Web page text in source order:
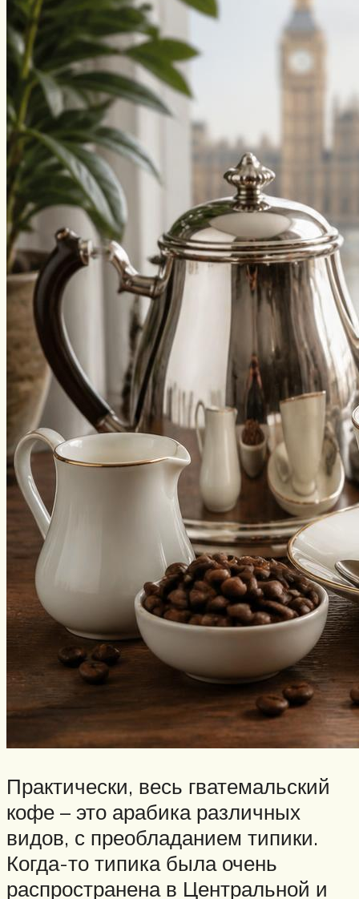
Практически, весь гватемальский
кофе – это арабика различных
видов, с преобладанием типики.
Когда-то типика была очень
распространена в Центральной и